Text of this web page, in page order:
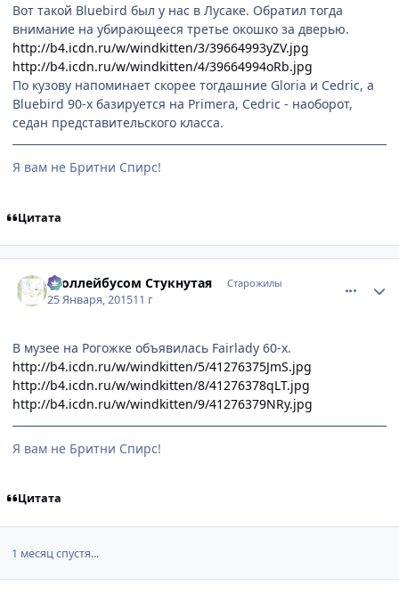
Вот такой Bluebird был у нас в Лусаке. Обратил тогда
внимание на убирающееся третье окошко за дверью.
http://b4.icdn.ru/w/windkitten/3/39664993yZV.jpg
http://b4.icdn.ru/w/windkitten/4/39664994oRb.jpg
По кузову напоминает скорее тогдашние Gloria и Cedric, а
Bluebird 90-х базируется на Primera, Cedric - наоборот,
седан представительского класса.
Я вам не Бритни Спирс!
Цитата
Троллейбусом Стукнутая Старожилы
25 Января, 201511 г
В музее на Рогожке объявилась Fairlady 60-х.
http://b4.icdn.ru/w/windkitten/5/41276375JmS.jpg
http://b4.icdn.ru/w/windkitten/8/41276378qLT.jpg
http://b4.icdn.ru/w/windkitten/9/41276379NRy.jpg
Я вам не Бритни Спирс!
Цитата
1 месяц спустя...